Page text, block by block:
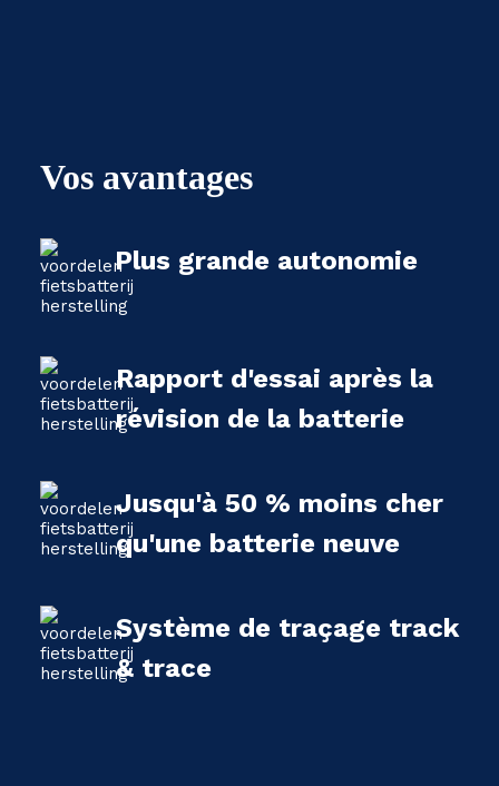
Vos avantages
Plus grande autonomie
Rapport d'essai après la
révision de la batterie
Jusqu'à 50 % moins cher
qu'une batterie neuve
Système de traçage track
& trace